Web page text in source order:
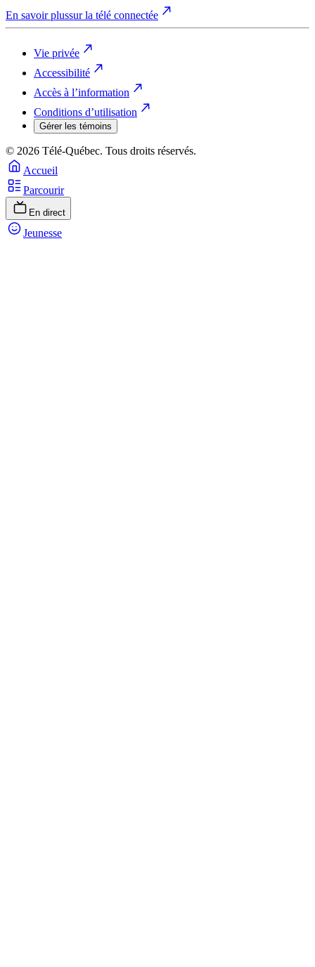
En savoir plussur la télé connectée
Vie privée
Accessibilité
Accès à l’information
Conditions d’utilisation
Gérer les témoins
© 2026 Télé-Québec. Tous droits réservés.
Accueil
Parcourir
En direct
Jeunesse